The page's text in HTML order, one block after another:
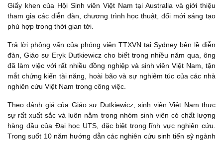
Giấy khen của Hội Sinh viên Việt Nam tại Australia và giới thiệu
tham gia các diễn đàn, chương trình học thuật, đổi mới sáng tạo
phù hợp trong thời gian tới.
Trả lời phỏng vấn của phóng viên TTXVN tại Sydney bên lề diễn
đàn, Giáo sư Eryk Dutkiewicz cho biết trong nhiều năm qua, ông
đã làm việc với rất nhiều đồng nghiệp và sinh viên Việt Nam, tận
mắt chứng kiến tài năng, hoài bão và sự nghiêm túc của các nhà
nghiên cứu Việt Nam trong công việc.
Theo đánh giá của Giáo sư Dutkiewicz, sinh viên Việt Nam thực
sự rất xuất sắc và luôn nằm trong nhóm sinh viên có chất lượng
hàng đầu của Đại học UTS, đặc biệt trong lĩnh vực nghiên cứu.
Trong suốt 10 năm hướng dẫn các nghiên cứu sinh tiến sỹ ngành